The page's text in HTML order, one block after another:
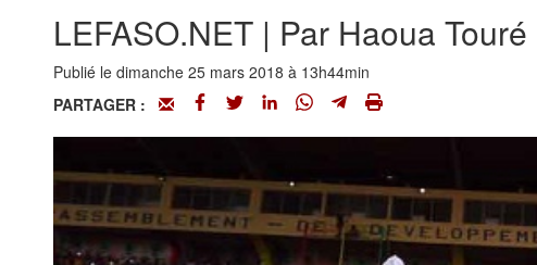
LEFASO.NET | Par Haoua Touré
Publié le dimanche 25 mars 2018 à 13h44min
PARTAGER :